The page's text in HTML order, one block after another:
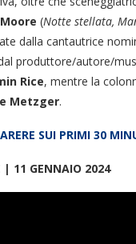
(Notte stellata,
dalla cantautrice
produttore/autore/
Rice, mentre la
Metzger.
SUI PRIMI 30
| 11 GENNAIO 2024